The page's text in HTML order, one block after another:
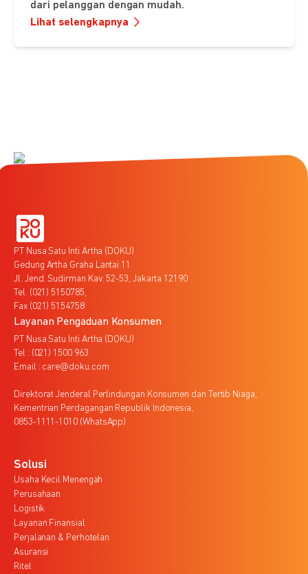
dari pelanggan dengan mudah.
Lihat selengkapnya
PT Nusa Satu Inti Artha (DOKU)
Gedung Artha Graha Lantai 11
Jl. Jend. Sudirman Kav. 52-53, Jakarta 12190
Tel. (021) 5150785,
Fax (021) 5154758
Layanan Pengaduan Konsumen
PT Nusa Satu Inti Artha (DOKU)
Tel : (021) 1500 963
Email : care@doku.com
Direktorat Jenderal Perlindungan Konsumen dan Tertib Niaga,
Kementrian Perdagangan Republik Indonesia,
0853-1111-1010 (WhatsApp)
Solusi
Usaha Kecil Menengah
Perusahaan
Logistik
Layanan Finansial
Perjalanan & Perhotelan
Asuransi
Ritel